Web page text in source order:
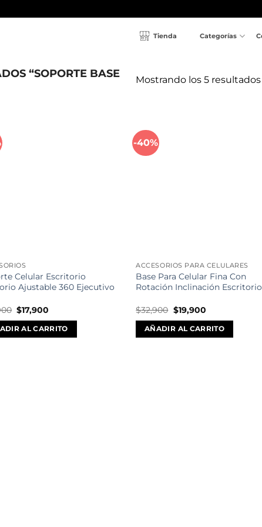
Tienda Categorías
“SOPORTE BASE
Mostrando los 5 resultados
Celular Escritorio
Ajustable 360 Ejecutivo
El
precio
original
era:
$17,900
actual
es:
AL CARRITO
-40%
ACCESORIOS PARA CELULARES
Base Para Celular Fina Con
Rotación Inclinación Escritorio
$32,900 El
precio
original
era:
$19,900El
actual
es:
AÑADIR AL CARRITO